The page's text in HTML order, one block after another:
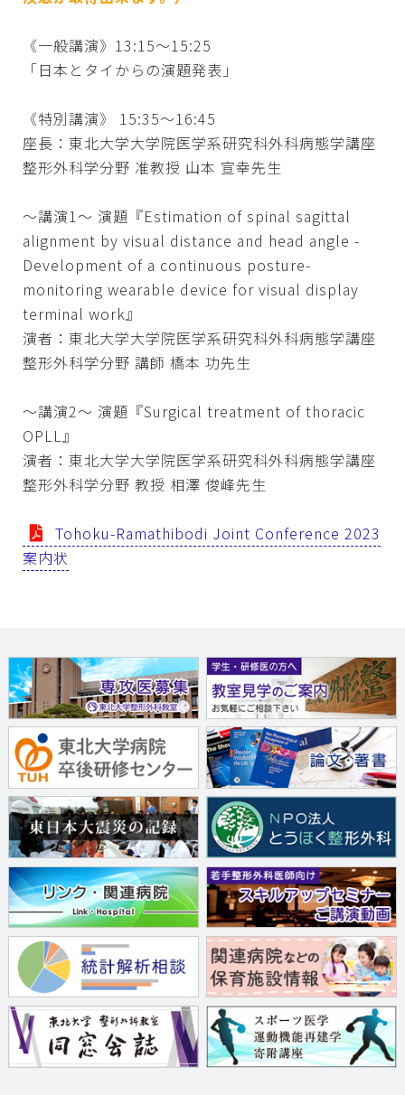
《一般講演》13:15～15:25
「日本とタイからの演題発表」
《特別講演》 15:35～16:45
座長：東北大学大学院医学系研究科外科病態学講座
整形外科学分野 准教授 山本 宣幸先生
～講演1～ 演題『Estimation of spinal sagittal
alignment by visual distance and head angle -
Development of a continuous posture-
monitoring wearable device for visual display
terminal work』
演者：東北大学大学院医学系研究科外科病態学講座
整形外科学分野 講師 橋本 功先生
～講演2～ 演題『Surgical treatment of thoracic
OPLL』
演者：東北大学大学院医学系研究科外科病態学講座
整形外科学分野 教授 相澤 俊峰先生
Tohoku-Ramathibodi Joint Conference 2023
案内状